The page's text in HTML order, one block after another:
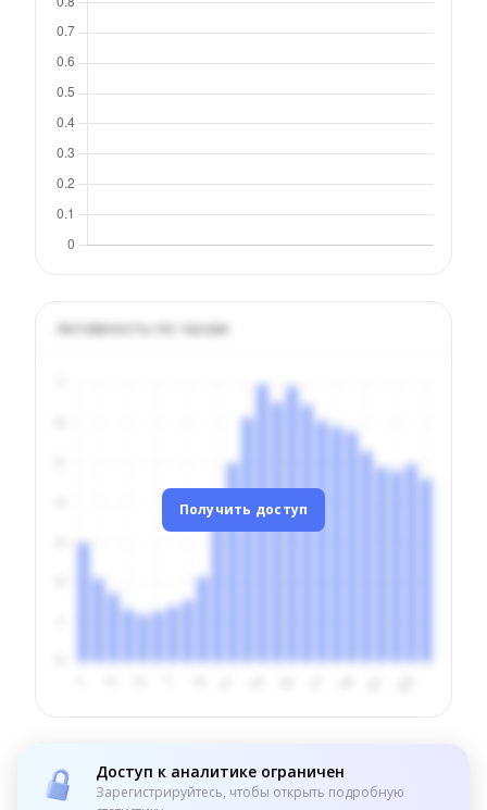
Активность по часам
Получить доступ
Доступ к аналитике ограничен
Зарегистрируйтесь, чтобы открыть подробную